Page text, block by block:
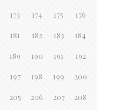
173 174 175 176
181 182 183 184
189 190 191 192
197 198 199 200
205 206 207 208